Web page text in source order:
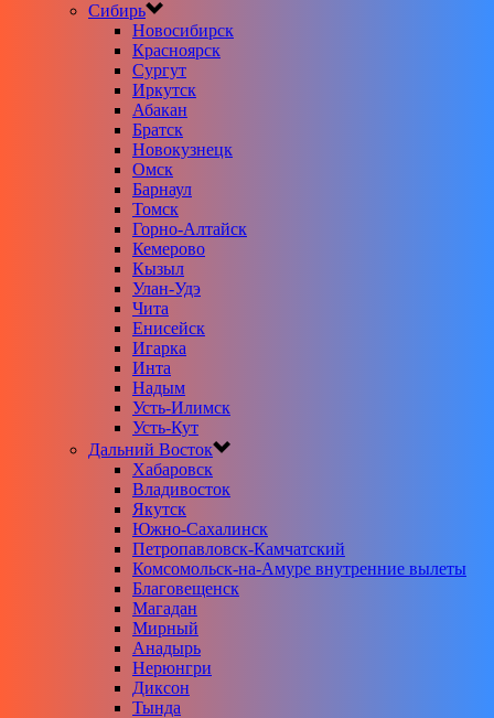
Сибирь
Новосибирск
Красноярск
Сургут
Иркутск
Абакан
Братск
Новокузнецк
Омск
Барнаул
Томск
Горно-Алтайск
Кемерово
Кызыл
Улан-Удэ
Чита
Енисейск
Игарка
Инта
Надым
Усть-Илимск
Усть-Кут
Дальний Восток
Хабаровск
Владивосток
Якутск
Южно-Сахалинск
Петропавловск-Камчатский
Комсомольск-на-Амуре внутренние вылеты
Благовещенск
Магадан
Мирный
Анадырь
Нерюнгри
Диксон
Тында